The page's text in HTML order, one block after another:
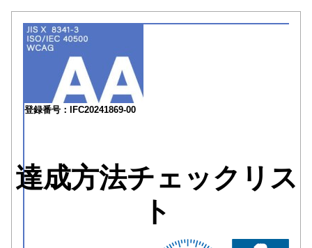
登録番号：IFC20241869-00
達成方法チェックリス
ト